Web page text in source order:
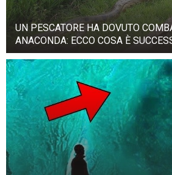
UN PESCATORE HA DOVUTO
ANACONDA: ECCO COSA È